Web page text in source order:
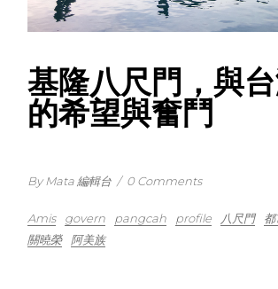
基隆八尺門，與
的希望與奮鬥
By Mata 編輯台 / 0 Comments
Amis govern pangcah profile 八尺門
關曉榮
阿美族